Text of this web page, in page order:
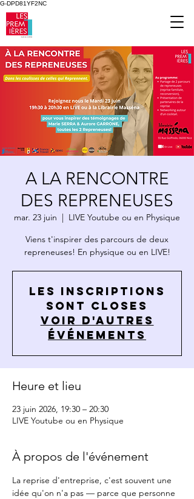
G-DPD81YF2NC
A LA RENCONTRE
DES REPRENEUSES
mar. 23 juin
  |
LIVE Youtube ou en Physique
Viens t'inspirer des parcours de deux
repreneuses! En physique ou en LIVE!
Les inscriptions
sont closes
Voir d'autres
événements
Heure et lieu
23 juin 2026, 19:30 – 20:30
LIVE Youtube ou en Physique
À propos de l'événement
La reprise d'entreprise, c'est souvent une
idée qu'on n'a pas — parce que personne